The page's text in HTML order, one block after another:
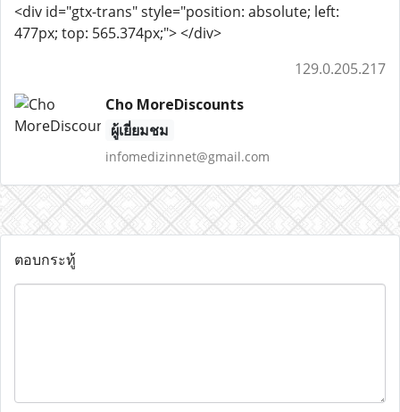
<div id="gtx-trans" style="position: absolute; left:
477px; top: 565.374px;"> </div>
129.0.205.217
Cho MoreDiscounts
ผู้เยี่ยมชม
infomedizinnet@gmail.com
ตอบกระทู้